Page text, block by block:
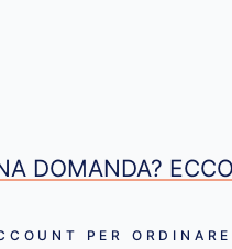
DOMANDA?
PER